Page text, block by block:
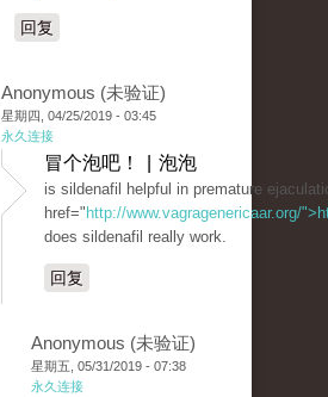
回复
Anonymous (未验证)
星期四, 04/25/2019 - 03:45
永久连接
冒个泡吧！ | 泡泡
is sildenafil helpful in premature
href=" http://www.vagragenericaar.org/
does sildenafil really work.
回复
Anonymous (未验证)
星期五, 05/31/2019 - 07:38
永久连接